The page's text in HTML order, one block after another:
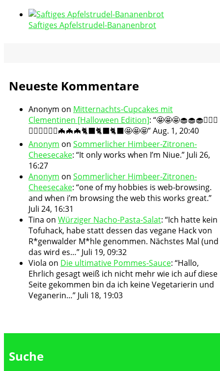
Saftiges Apfelstrudel-Bananenbrot
Neueste Kommentare
Anonym on Mitternachts-Cupcakes mit
Clementinen [Halloween Edition]: “🤩🤩🤩🧁🧁🧁🧛🏻‍♀️
🧛🏻‍♀️🧛🏻‍♀️🦇🦇🦇🐈‍⬛🐈‍⬛🐈‍⬛🤩🤩🤩”Aug. 1, 20:40
Anonym on Sommerlicher Himbeer-Zitronen-
Cheesecake: “It only works when I’m Niue.” Juli 26,
16:27
Anonym on Sommerlicher Himbeer-Zitronen-
Cheesecake: “one of my hobbies is web-browsing.
and when i’m browsing the web this works great.”
Juli 24, 16:31
Tina on Würziger Nacho-Pasta-Salat: “Ich hatte kein
Tofuhack, habe statt dessen das vegane Hack von
R*genwalder M*hle genommen. Nächstes Mal (und
das wird es…” Juli 19, 09:32
Viola on Die ultimative Pommes-Sauce: “Hallo,
Ehrlich gesagt weiß ich nicht mehr wie ich auf diese
Seite gekommen bin da ich keine Vegetarierin und
Veganerin…” Juli 18, 19:03
Suche